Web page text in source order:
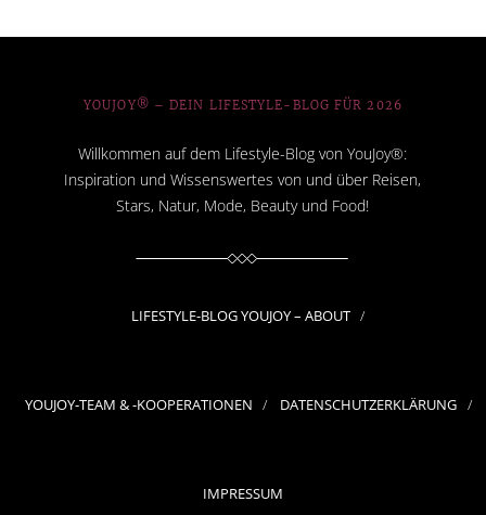
YOUJOY® – DEIN LIFESTYLE-BLOG FÜR 2026
Willkommen auf dem Lifestyle-Blog von YouJoy®:
Inspiration und Wissenswertes von und über Reisen,
Stars, Natur, Mode, Beauty und Food!
LIFESTYLE-BLOG YOUJOY – ABOUT
YOUJOY-TEAM & -KOOPERATIONEN DATENSCHUTZERKLÄRUNG
IMPRESSUM